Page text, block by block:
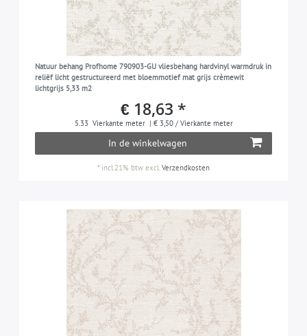
Natuur behang Profhome 790903-GU vliesbehang hardvinyl warmdruk in
reliëf licht gestructureerd met bloemmotief mat grijs crèmewit
lichtgrijs 5,33 m2
€ 18,63 *
5.33 Vierkante meter | € 3,50 / Vierkante meter
In de winkelwagen
* incl.21% btw excl.Verzendkosten